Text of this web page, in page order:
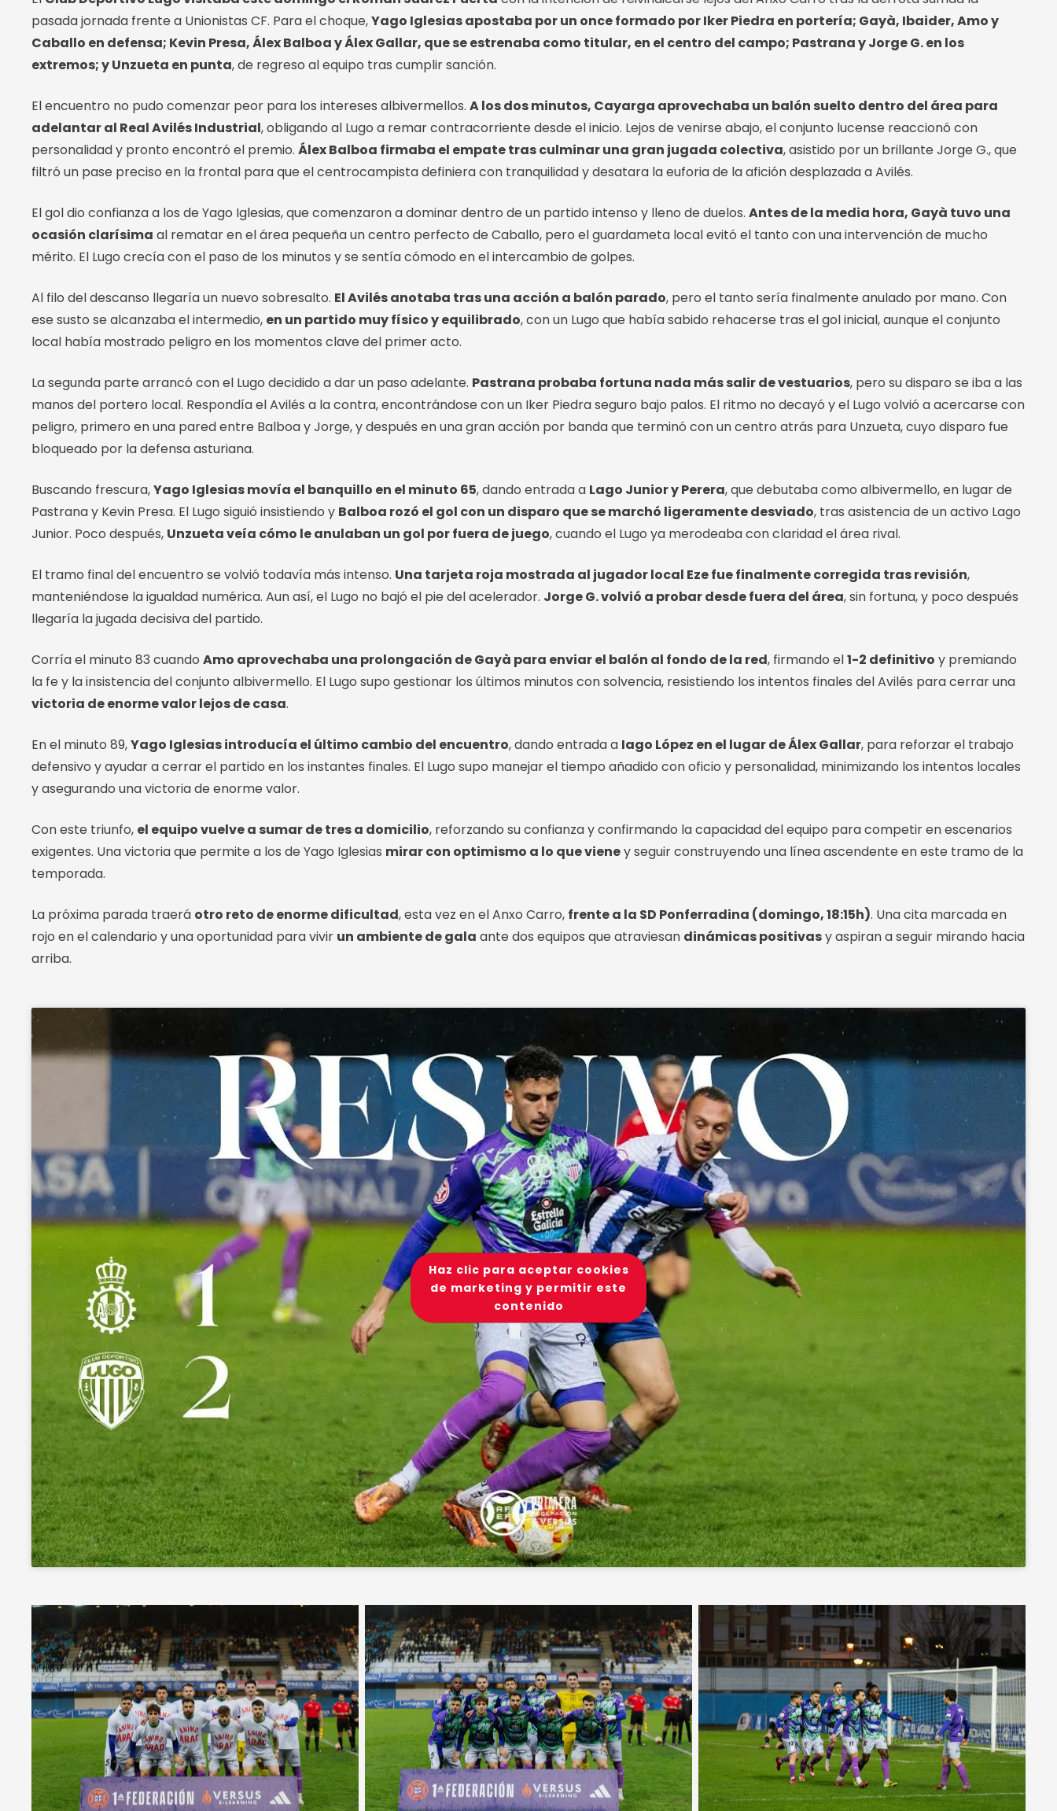
pasada jornada frente a Unionistas CF. Para el choque,Yago Iglesias apostaba por un once formado por Iker Piedra en portería; Gayà, Ibaider, Amo y
Caballo en defensa; Kevin Presa, Álex Balboa y Álex Gallar, que se estrenaba como titular, en el centro del campo; Pastrana y Jorge G. en los
extremos; y Unzueta en punta, de regreso al equipo tras cumplir sanción.
El encuentro no pudo comenzar peor para los intereses albivermellos. A los dos minutos, Cayarga aprovechaba un balón suelto dentro del área para
adelantar al Real Avilés Industrial, obligando al Lugo a remar contracorriente desde el inicio. Lejos de venirse abajo, el conjunto lucense reaccionó con
personalidad y pronto encontró el premio. Álex Balboa firmaba el empate tras culminar una gran jugada colectiva, asistido por un brillante Jorge G., que
filtró un pase preciso en la frontal para que el centrocampista definiera con tranquilidad y desatara la euforia de la afición desplazada a Avilés.
El gol dio confianza a los de Yago Iglesias, que comenzaron a dominar dentro de un partido intenso y lleno de duelos. Antes de la media hora, Gayà tuvo una
ocasión clarísima al rematar en el área pequeña un centro perfecto de Caballo, pero el guardameta local evitó el tanto con una intervención de mucho
mérito. El Lugo crecía con el paso de los minutos y se sentía cómodo en el intercambio de golpes.
Al filo del descanso llegaría un nuevo sobresalto. El Avilés anotaba tras una acción a balón parado, pero el tanto sería finalmente anulado por mano. Con
ese susto se alcanzaba el intermedio, en un partido muy físico y equilibrado, con un Lugo que había sabido rehacerse tras el gol inicial, aunque el conjunto
local había mostrado peligro en los momentos clave del primer acto.
La segunda parte arrancó con el Lugo decidido a dar un paso adelante. Pastrana probaba fortuna nada más salir de vestuarios, pero su disparo se iba a las
manos del portero local. Respondía el Avilés a la contra, encontrándose con un Iker Piedra seguro bajo palos. El ritmo no decayó y el Lugo volvió a acercarse con
peligro, primero en una pared entre Balboa y Jorge, y después en una gran acción por banda que terminó con un centro atrás para Unzueta, cuyo disparo fue
bloqueado por la defensa asturiana.
Buscando frescura,Yago Iglesias movía el banquillo en el minuto 65, dando entrada a Lago Junior y Perera, que debutaba como albivermello, en lugar de
Pastrana y Kevin Presa. El Lugo siguió insistiendo y Balboa rozó el gol con un disparo que se marchó ligeramente desviado, tras asistencia de un activo Lago
Junior. Poco después, Unzueta veía cómo le anulaban un gol por fuera de juego, cuando el Lugo ya merodeaba con claridad el área rival.
El tramo final del encuentro se volvió todavía más intenso. Una tarjeta roja mostrada al jugador local Eze fue finalmente corregida tras revisión,
manteniéndose la igualdad numérica. Aun así, el Lugo no bajó el pie del acelerador. Jorge G. volvió a probar desde fuera del área, sin fortuna, y poco después
llegaría la jugada decisiva del partido.
Corría el minuto 83 cuando Amo aprovechaba una prolongación de Gayà para enviar el balón al fondo de la red, firmando el1-2 definitivo y premiando
la fe y la insistencia del conjunto albivermello. El Lugo supo gestionar los últimos minutos con solvencia, resistiendo los intentos finales del Avilés para cerrar una
victoria de enorme valor lejos de casa.
En el minuto 89,Yago Iglesias introducía el último cambio del encuentro, dando entrada a Iago López en el lugar de Álex Gallar, para reforzar el trabajo
defensivo y ayudar a cerrar el partido en los instantes finales. El Lugo supo manejar el tiempo añadido con oficio y personalidad, minimizando los intentos locales
y asegurando una victoria de enorme valor.
Con este triunfo, el equipo vuelve a sumar de tres a domicilio, reforzando su confianza y confirmando la capacidad del equipo para competir en escenarios
exigentes. Una victoria que permite a los de Yago Iglesias mirar con optimismo a lo que vieney seguir construyendo una línea ascendente en este tramo de la
temporada.
La próxima parada traerá otro reto de enorme dificultad, esta vez en el Anxo Carro, frente a la SD Ponferradina (domingo, 18:15h). Una cita marcada en
rojo en el calendario y una oportunidad para vivir un ambiente de gala ante dos equipos que atraviesan dinámicas positivasy aspiran a seguir mirando hacia
arriba.
Haz clic para aceptar cookies
de marketing y permitir este
contenido